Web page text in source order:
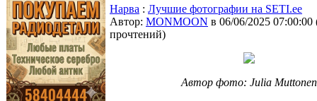
Нарва : Лучшие фотографии на SETI.ee
Автор: MONMOON в 06/06/2025 07:00:00
прочтений)
Автор фото: Julia Muttonen